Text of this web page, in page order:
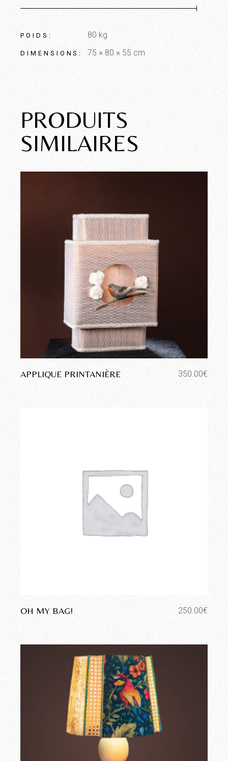
POIDS 80 kg
DIMENSIONS 75 × 80 × 55 cm
PRODUITS
SIMILAIRES
APPLIQUE PRINTANIÈRE 350.00€
OH MY BAG! 250.00€